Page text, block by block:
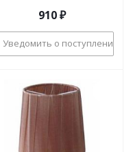
910₽
Уведомить о поступлении